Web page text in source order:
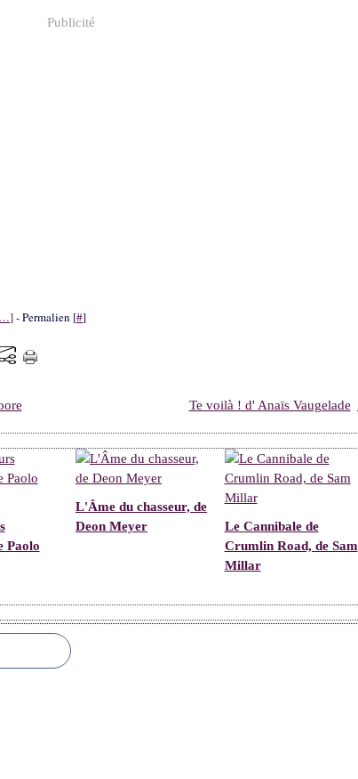
Publicité
…]- Permalien [#]
Te voilà ! d' Anaïs Vaugelade
Paolo
L'Âme du chasseur, de
Deon Meyer
Le Cannibale de
Crumlin Road, de Sam
Millar